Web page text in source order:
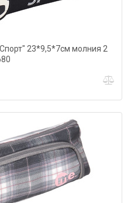
23*9,5*7см молния 2